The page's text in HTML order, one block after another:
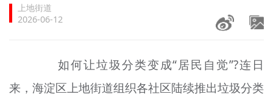
文明培育
+
榜样人物
+
上地街道
2026-06-12
如何让垃圾分类变成“居民自觉”?连日
来，海淀区上地街道组织各社区陆续推出垃圾分类